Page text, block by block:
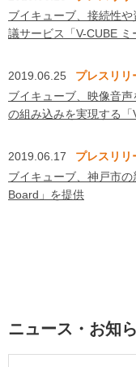
ブイキューブ、接続性
議サービス「V-CUBE
2019.06.25
プレスリリ
ブイキューブ、映像音
の組み込みを実現する
2019.06.17
プレスリリ
ブイキューブ、神戸市
Board」を提供
ニュース・お知